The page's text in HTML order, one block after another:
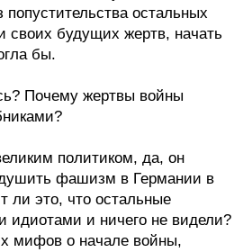
попустительства остальных
своих будущих жеpтв, начать
бы.
Почему жеpтвы войны
политиком, да, он
фашизм в Геpмании в
ли это, что остальные
идиотами и ничего не видели?
мифов о начале войны,